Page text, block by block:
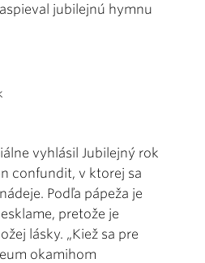
jubilejnú hymnu
vyhlásil Jubilejný rok
confundit, v ktorej sa
Podľa pápeža je
pretože je
lásky. „Kiež sa pre
okamihom